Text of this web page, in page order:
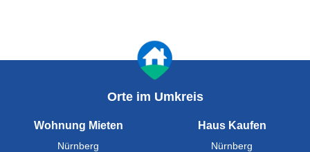
Orte im Umkreis
Wohnung Mieten
Nürnberg
Haus Kaufen
Nürnberg